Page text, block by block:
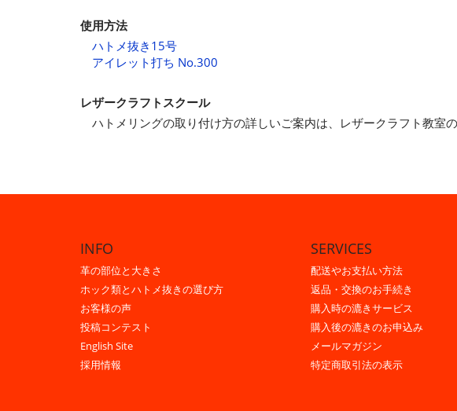
使用方法
ハトメ抜き15号
アイレット打ち No.300
レザークラフトスクール
ハトメリングの取り付け方の詳しいご案内は、レザークラフト教室の
INFO
革の部位と大きさ
ホック類とハトメ抜きの選び方
お客様の声
投稿コンテスト
English Site
採用情報
SERVICES
配送やお支払い方法
返品・交換のお手続き
購入時の漉きサービス
購入後の漉きのお申込み
メールマガジン
特定商取引法の表示